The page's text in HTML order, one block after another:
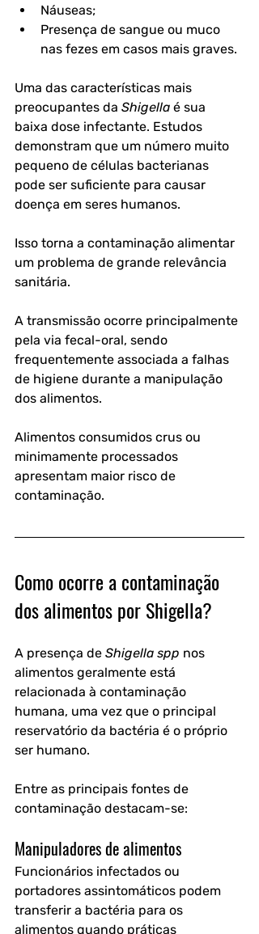
Náuseas;
Presença de sangue ou muco
nas fezes em casos mais graves.
Uma das características mais
preocupantes da Shigella é sua
baixa dose infectante. Estudos
demonstram que um número muito
pequeno de células bacterianas
pode ser suficiente para causar
doença em seres humanos.
Isso torna a contaminação alimentar
um problema de grande relevância
sanitária.
A transmissão ocorre principalmente
pela via fecal-oral, sendo
frequentemente associada a falhas
de higiene durante a manipulação
dos alimentos.
Alimentos consumidos crus ou
minimamente processados
apresentam maior risco de
contaminação.
Como ocorre a contaminação
dos alimentos por Shigella?
A presença de Shigella spp nos
alimentos geralmente está
relacionada à contaminação
humana, uma vez que o principal
reservatório da bactéria é o próprio
ser humano.
Entre as principais fontes de
contaminação destacam-se:
Manipuladores de alimentos
Funcionários infectados ou
portadores assintomáticos podem
transferir a bactéria para os
alimentos quando práticas